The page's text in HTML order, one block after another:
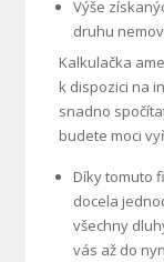
Výše
druhu
Kalkulačka
k dispozici na
snadno
budete moci
Díky tomuto
docela
všechny
vás až do